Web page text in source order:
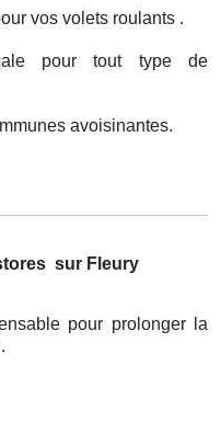
vos volets roulants .
pour tout type de
avoisinantes.
sur Fleury
pour prolonger la